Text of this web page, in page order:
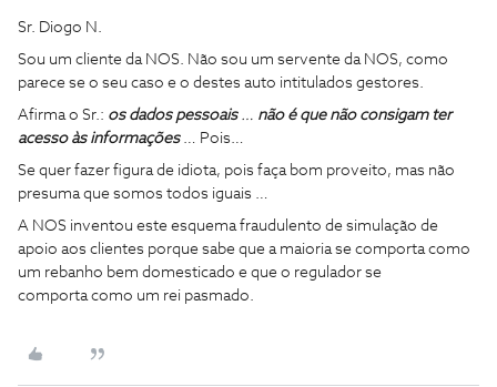
Sr. Diogo N.
Sou um cliente da NOS. Não sou um servente da NOS, como
parece se o seu caso e o destes auto intitulados gestores.
Afirma o Sr.: os dados pessoais… não é que não consigam ter
acesso às informações… Pois…
Se quer fazer figura de idiota, pois faça bom proveito, mas não
presuma que somos todos iguais …
A NOS inventou este esquema fraudulento de simulação de
apoio aos clientes porque sabe que a maioria se comporta como
um rebanho bem domesticado e que o regulador se
comporta como um rei pasmado.